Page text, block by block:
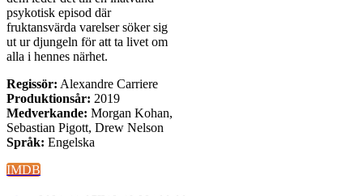
psykotisk episod där
fruktansvärda varelser söker sig
ut ur djungeln för att ta livet om
alla i hennes närhet.
Regissör: Alexandre Carriere
Produktionsår: 2019
Medverkande: Morgan Kohan,
Sebastian Pigott, Drew Nelson
Språk: Engelska
IMDB